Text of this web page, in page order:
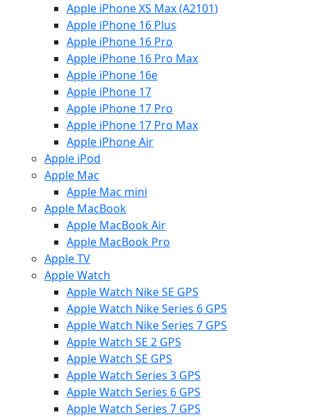
Apple iPhone XS Max (A2101)
Apple iPhone 16 Plus
Apple iPhone 16 Pro
Apple iPhone 16 Pro Max
Apple iPhone 16e
Apple iPhone 17
Apple iPhone 17 Pro
Apple iPhone 17 Pro Max
Apple iPhone Air
Apple iPod
Apple Mac
Apple Mac mini
Apple MacBook
Apple MacBook Air
Apple MacBook Pro
Apple TV
Apple Watch
Apple Watch Nike SE GPS
Apple Watch Nike Series 6 GPS
Apple Watch Nike Series 7 GPS
Apple Watch SE 2 GPS
Apple Watch SE GPS
Apple Watch Series 3 GPS
Apple Watch Series 6 GPS
Apple Watch Series 7 GPS